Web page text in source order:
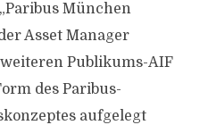
München
Asset Manager
Publikums-AIF
des Paribus-
aufgelegt